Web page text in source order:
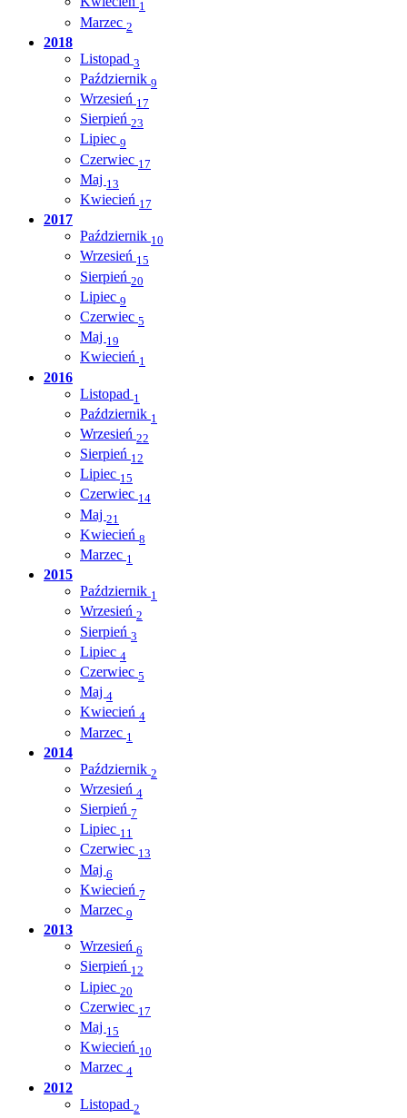
1
Marzec 2
2018
Listopad 3
Październik 9
Wrzesień 17
Sierpień 23
Lipiec 9
Czerwiec 17
Maj 13
Kwiecień 17
2017
Październik 10
Wrzesień 15
Sierpień 20
Lipiec 9
Czerwiec 5
Maj 19
Kwiecień 1
2016
Listopad 1
Październik 1
Wrzesień 22
Sierpień 12
Lipiec 15
Czerwiec 14
Maj 21
Kwiecień 8
Marzec 1
2015
Październik 1
Wrzesień 2
Sierpień 3
Lipiec 4
Czerwiec 5
Maj 4
Kwiecień 4
Marzec 1
2014
Październik 2
Wrzesień 4
Sierpień 7
Lipiec 11
Czerwiec 13
Maj 6
Kwiecień 7
Marzec 9
2013
Wrzesień 6
Sierpień 12
Lipiec 20
Czerwiec 17
Maj 15
Kwiecień 10
Marzec 4
2012
Listopad 2